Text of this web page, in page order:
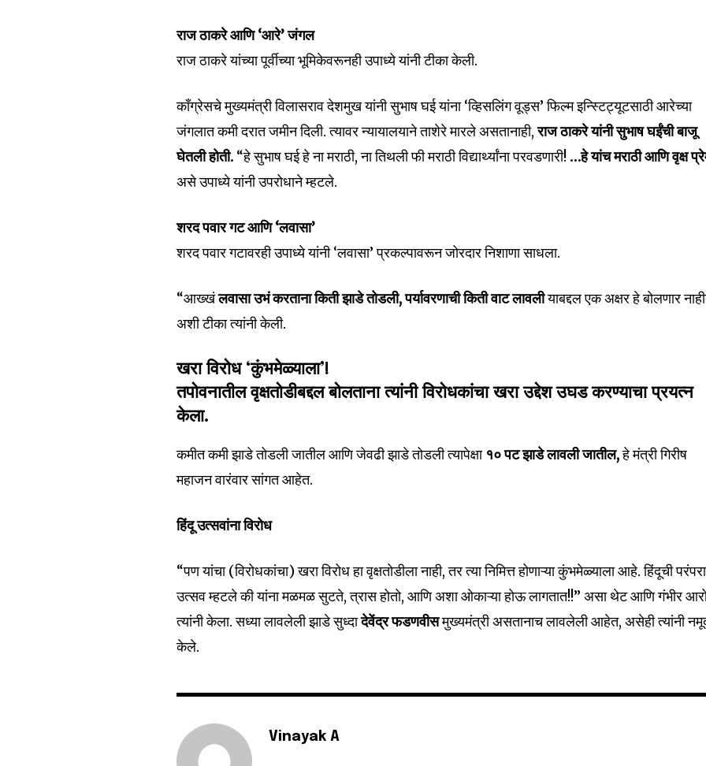
Join our community of
SUBSCRIBERS and be part
of the conversation.
To subscribe, simply enter your email address on our website or click
the subscribe button below. Don't worry, we respect your privacy and
won't spam your inbox. Your information is safe with us.
I've read and
Fans Followers
राज ठाकरे आणि ‘आरे’ जंगल
राज ठाकरे यांच्या पूर्वीच्या भूमिकेवरूनही उपाध्ये यांनी टीका केली.
काँग्रेसचे मुख्यमंत्री विलासराव देशमुख यांनी सुभाष घई यांना ‘व्हिसलिंग वूड्स’ फिल्म इन्स्टिट्यूटसाठी आरेच्या
जंगलात कमी दरात जमीन दिली. त्यावर न्यायालयाने ताशेरे मारले असतानाही,राज ठाकरे यांनी सुभाष घईंची बाजू
घेतली होती. “हे सुभाष घई हे ना मराठी, ना तिथली फी मराठी विद्यार्थ्यांना परवडणारी! …हे यांच मराठी आणि वृक्ष
असे उपाध्ये यांनी उपरोधाने म्हटले.
शरद पवार गट आणि ‘लवासा’
शरद पवार गटावरही उपाध्ये यांनी ‘लवासा’ प्रकल्पावरून जोरदार निशाणा साधला.
“आख्खंलवासा उभं करताना किती झाडे तोडली, पर्यावरणाची किती वाट लावलीयाबद्दल एक अक्षर हे बोलणार
अशी टीका त्यांनी केली.
खरा विरोध ‘कुंभमेळ्याला’!
तपोवनातील वृक्षतोडीबद्दल बोलताना त्यांनी विरोधकांचा खरा उद्देश उघड करण्याचा प्रयत्न
केला.
कमीत कमी झाडे तोडली जातील आणि जेवढी झाडे तोडली त्यापेक्षा १० पट झाडे लावली जातील,हे मंत्री गिरीष
महाजन वारंवार सांगत आहेत.
हिंदू उत्सवांना विरोध
“पण यांचा (विरोधकांचा) खरा विरोध हा वृक्षतोडीला नाही, तर त्या निमित्त होणाऱ्या कुंभमेळ्याला आहे. हिंदूची
उत्सव म्हटले की यांना मळमळ सुटते, त्रास होतो, आणि अशा ओकाऱ्या होऊ लागतात!!” असा थेट आणि गंभीर
त्यांनी केला. सध्या लावलेली झाडे सुध्दादेवेंद्र फडणवीसमुख्यमंत्री असतानाच लावलेली आहेत, असेही त्यांनी
केले.
Vinayak A